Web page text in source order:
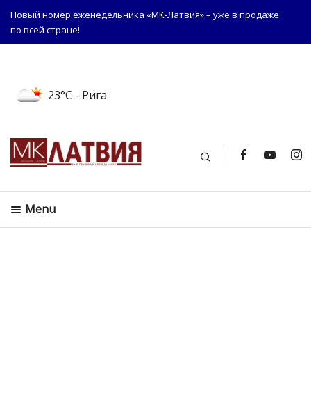
Новый номер еженедельника «МК-Латвия» – уже в продаже
по всей стране!
23°C - Рига
Поиск
Menu